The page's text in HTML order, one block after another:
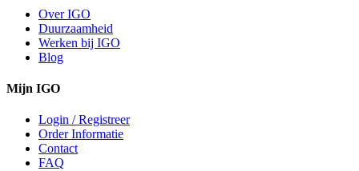
Over IGO
Duurzaamheid
Werken bij IGO
Blog
Mijn IGO
Login / Registreer
Order Informatie
Contact
FAQ